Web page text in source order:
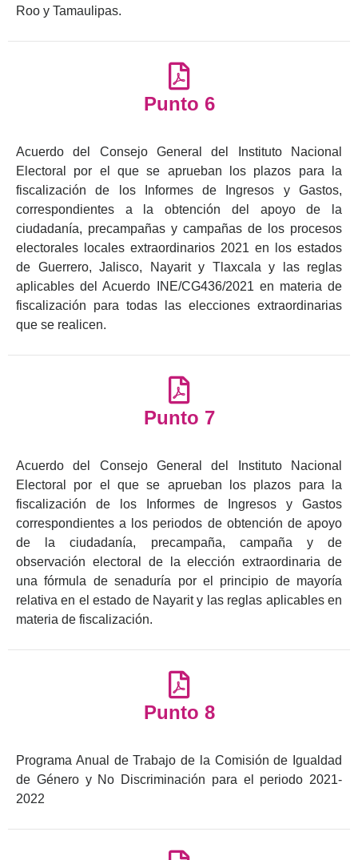
Roo y Tamaulipas.
Punto 6
Acuerdo del Consejo General del Instituto Nacional
Electoral por el que se aprueban los plazos para la
fiscalización de los Informes de Ingresos y Gastos,
correspondientes a la obtención del apoyo de la
ciudadanía, precampañas y campañas de los procesos
electorales locales extraordinarios 2021 en los estados
de Guerrero, Jalisco, Nayarit y Tlaxcala y las reglas
aplicables del Acuerdo INE/CG436/2021 en materia de
fiscalización para todas las elecciones extraordinarias
que se realicen.
Punto 7
Acuerdo del Consejo General del Instituto Nacional
Electoral por el que se aprueban los plazos para la
fiscalización de los Informes de Ingresos y Gastos
correspondientes a los periodos de obtención de apoyo
de la ciudadanía, precampaña, campaña y de
observación electoral de la elección extraordinaria de
una fórmula de senaduría por el principio de mayoría
relativa en el estado de Nayarit y las reglas aplicables en
materia de fiscalización.
Punto 8
Programa Anual de Trabajo de la Comisión de Igualdad
de Género y No Discriminación para el periodo 2021-
2022